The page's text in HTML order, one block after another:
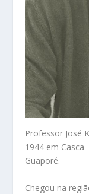
Professor José
1944 em Casca
Guaporé.
Chegou na